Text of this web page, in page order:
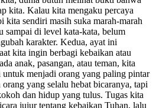
kita. Kalau kita mengaku percaya
kita sendiri masih suka marah-marah
sampai di level kata-kata, belum
karakter. Kedua, ayat ini
kita ingin berbagi kebaikan atau
anak, pasangan, atau teman, kita
untuk menjadi orang yang paling pintar
yang selalu hebat bicaranya, tapi
dan hidup yang tulus. Tugas kita
jujur tentang kebaikan Tuhan, lalu